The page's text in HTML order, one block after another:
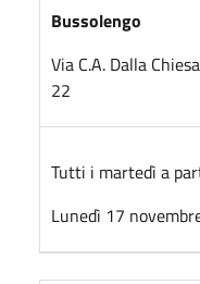
Bussolengo
Via C.A. Dalla
22
Tutti i martedì a
Lunedì 17